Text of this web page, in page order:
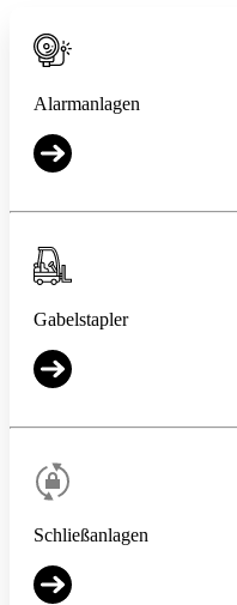
Alarmanlagen
Gabelstapler
Schließanlagen